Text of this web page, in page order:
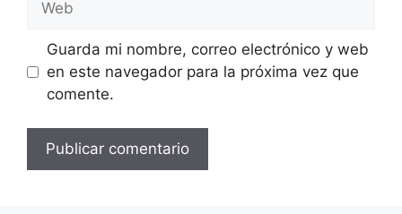
Guarda mi nombre, correo electrónico y web
en este navegador para la próxima vez que
comente.